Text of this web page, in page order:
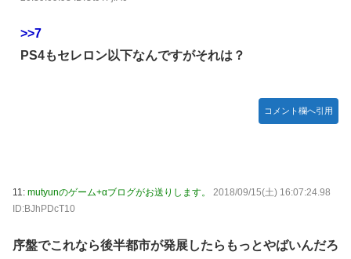
>>7
PS4もセレロン以下なんですがそれは？
コメント欄へ引用
11: mutyunのゲーム+αブログがお送りします。
2018/09/15(土) 16:07:24.98
ID:BJhPDcT10
序盤でこれなら後半都市が発展したらもっとやばいんだろ